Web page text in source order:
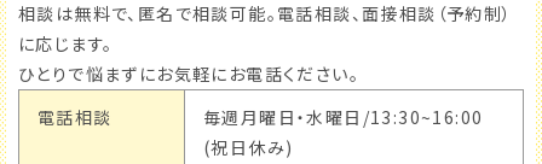
相談は無料で、匿名で相談可能。電話相談、面接相談（予約制）
に応じます。
ひとりで悩まずにお気軽にお電話ください。
電話相談
毎週月曜日・水曜日/13:30~16:00
(祝日休み)